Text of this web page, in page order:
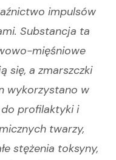
impulsów
Substancja ta
mięśniowe
się, a zmarszczki
wykorzystano w
profilaktyki i
twarzy,
stężenia toksyny,